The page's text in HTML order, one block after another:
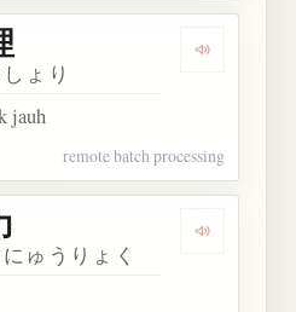
Dengarkan
ょり
jauh
remote batch processing
Dengarkan
ゅうりょく